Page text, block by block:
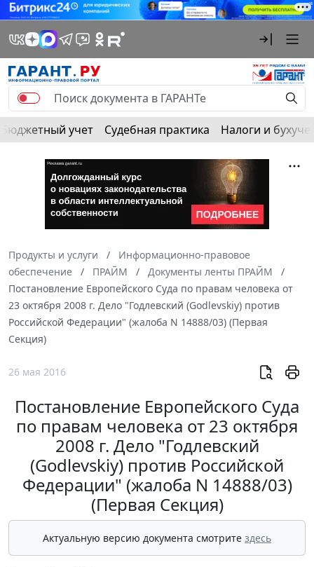
Бюджетный учет Судебная практика Налоги и
Продукты и услуги
Информационно-правовое
обеспечение
ПРАЙМ
Документы ленты ПРАЙМ
Постановление Европейского Суда по правам человека от
23 октября 2008 г. Дело "Годлевский (Godlevskiy) против
Российской Федерации" (жалоба N 14888/03) (Первая
Секция)
26 мая 2016
Постановление Европейского Суда
по правам человека от 23 октября
2008 г. Дело "Годлевский
(Godlevskiy) против Российской
Федерации" (жалоба N 14888/03)
(Первая Секция)
Актуальную версию документа смотрите здесь